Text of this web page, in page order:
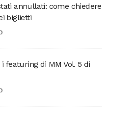
annullati: come chiedere
biglietti
featuring di MM Vol. 5 di